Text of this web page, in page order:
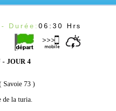
- Durée: 06:30 Hrs
- JOUR 4
Savoie 73 )
de la turia.